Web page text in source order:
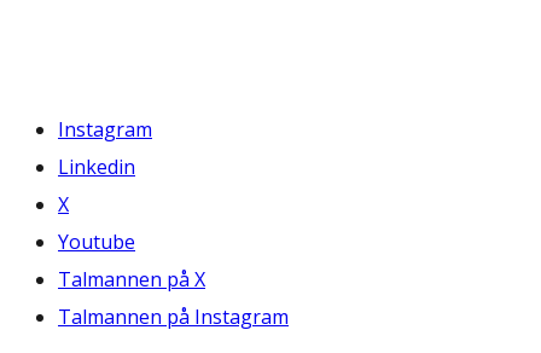
Instagram
Linkedin
X
Youtube
Talmannen på X
Talmannen på Instagram